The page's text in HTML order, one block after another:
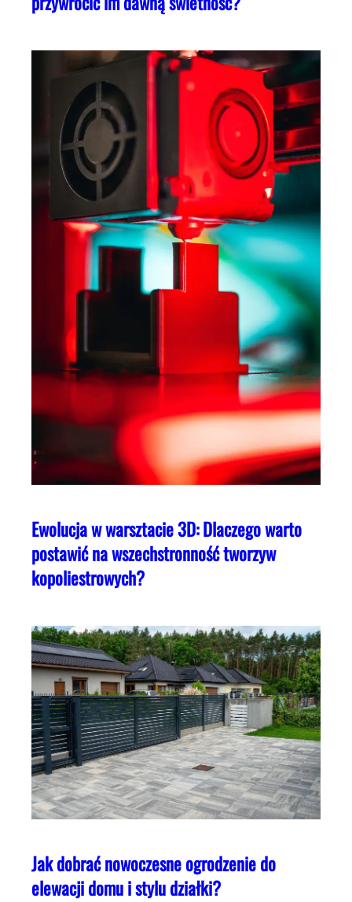
Ewolucja w warsztacie 3D: Dlaczego warto
postawić na wszechstronność tworzyw
kopoliestrowych?
Jak dobrać nowoczesne ogrodzenie do
elewacji domu i stylu działki?